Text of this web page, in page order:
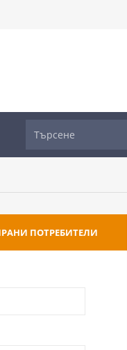
ПОТРЕБИТЕЛИ